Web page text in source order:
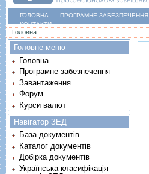
ГОЛОВНА ПРОГРАМНЕ ЗАБЕЗПЕЧЕННЯ
КОНТАКТИ
Ви є тут
Головна
Головне меню
Головна
Програмне забезпечення
Завантаження
Форум
Курси валют
Навігатор ЗЕД
База документів
Каталог документів
Добірка документів
Українська класифікація